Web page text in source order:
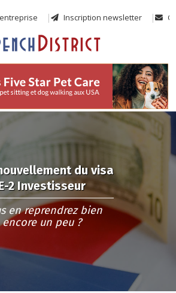
Inscription newsletter
du visa
2 Investisseur
en reprendrez bien
encore un peu ?